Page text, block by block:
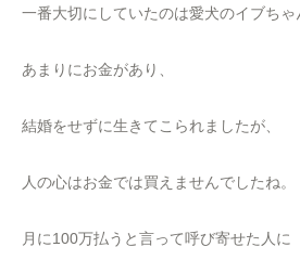
一番大切にしていたのは愛犬のイブちゃ
あまりにお金があり、
結婚をせずに生きてこられましたが、
人の心はお金では買えませんでしたね。
月に100万払うと言って呼び寄せた人に